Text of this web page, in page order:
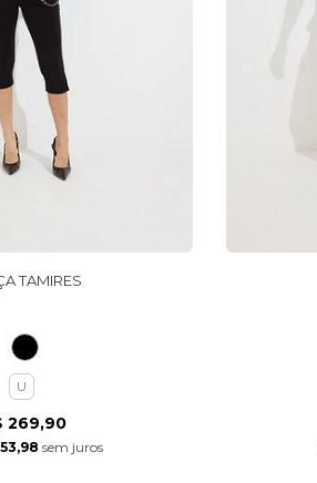
TAMIRES
U
269,90
sem juros